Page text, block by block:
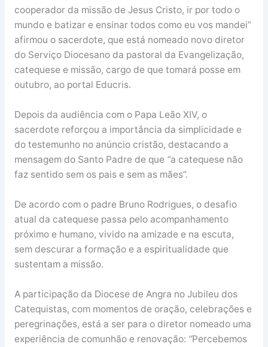
cooperador da missão de Jesus Cristo, ir por todo o
mundo e batizar e ensinar todos como eu vos mandei”
afirmou o sacerdote, que está nomeado novo diretor
do Serviço Diocesano da pastoral da Evangelização,
catequese e missão, cargo de que tomará posse em
outubro, ao portal Educris.
Depois da audiência com o Papa Leão XIV, o
sacerdote reforçou a importância da simplicidade e
do testemunho no anúncio cristão, destacando a
mensagem do Santo Padre de que “a catequese não
faz sentido sem os pais e sem as mães”.
De acordo com o padre Bruno Rodrigues, o desafio
atual da catequese passa pelo acompanhamento
próximo e humano, vivido na amizade e na escuta,
sem descurar a formação e a espiritualidade que
sustentam a missão.
A participação da Diocese de Angra no Jubileu dos
Catequistas, com momentos de oração, celebrações e
peregrinações, está a ser para o diretor nomeado uma
experiência de comunhão e renovação: “Percebemos